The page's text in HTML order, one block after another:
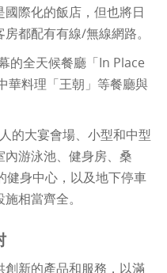
際化的飯店，但也將日
都配有有線/無線網路。
的全天候餐廳「In Place
華料理「王朝」等餐廳與
的大宴會場、小型和中型
游泳池、健身房、桑
健身中心，以及地下停車
相當齊全。
新的產品和服務，以滿